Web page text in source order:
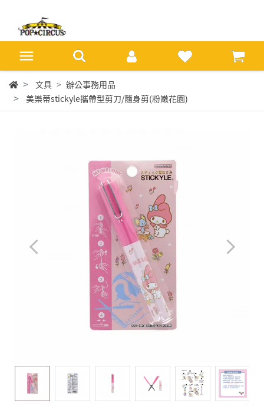
文具
辦公事務用品
美樂蒂stickyle攜帶型剪刀/隨身剪(粉嫩花園)